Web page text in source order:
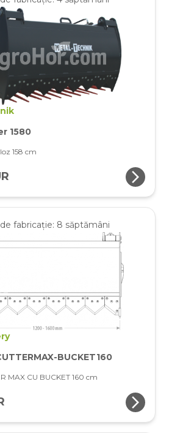
1580
158 cm
arrow_forward_ios
fabricație: 8 săptămâni
BUCKET160
MAX CU BUCKET 160 cm
arrow_forward_ios